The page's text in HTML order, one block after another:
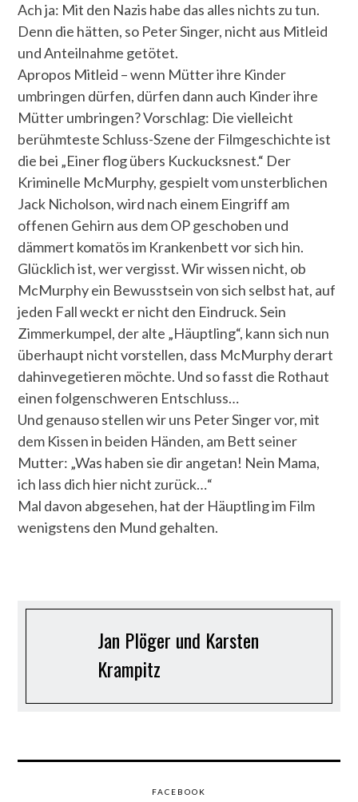
Ach ja: Mit den Nazis habe das alles nichts zu tun.
Denn die hätten, so Peter Singer, nicht aus Mitleid
und Anteilnahme getötet.
Apropos Mitleid – wenn Mütter ihre Kinder
umbringen dürfen, dürfen dann auch Kinder ihre
Mütter umbringen? Vorschlag: Die vielleicht
berühmteste Schluss-Szene der Filmgeschichte ist
die bei „Einer flog übers Kuckucksnest.“ Der
Kriminelle McMurphy, gespielt vom unsterblichen
Jack Nicholson, wird nach einem Eingriff am
offenen Gehirn aus dem OP geschoben und
dämmert komatös im Krankenbett vor sich hin.
Glücklich ist, wer vergisst. Wir wissen nicht, ob
McMurphy ein Bewusstsein von sich selbst hat, auf
jeden Fall weckt er nicht den Eindruck. Sein
Zimmerkumpel, der alte „Häuptling“, kann sich nun
überhaupt nicht vorstellen, dass McMurphy derart
dahinvegetieren möchte. Und so fasst die Rothaut
einen folgenschweren Entschluss…
Und genauso stellen wir uns Peter Singer vor, mit
dem Kissen in beiden Händen, am Bett seiner
Mutter: „Was haben sie dir angetan! Nein Mama,
ich lass dich hier nicht zurück…“
Mal davon abgesehen, hat der Häuptling im Film
wenigstens den Mund gehalten.
Jan Plöger und Karsten
Krampitz
FACEBOOK